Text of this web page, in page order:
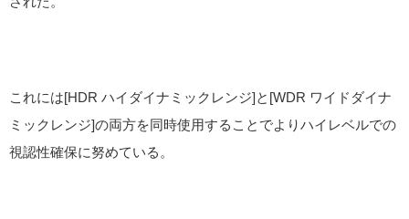
これには[HDR ハイダイナミックレンジ]と[WDR ワイドダイナ
ミックレンジ]の両方を同時使用することでよりハイレベルでの
視認性確保に努めている。